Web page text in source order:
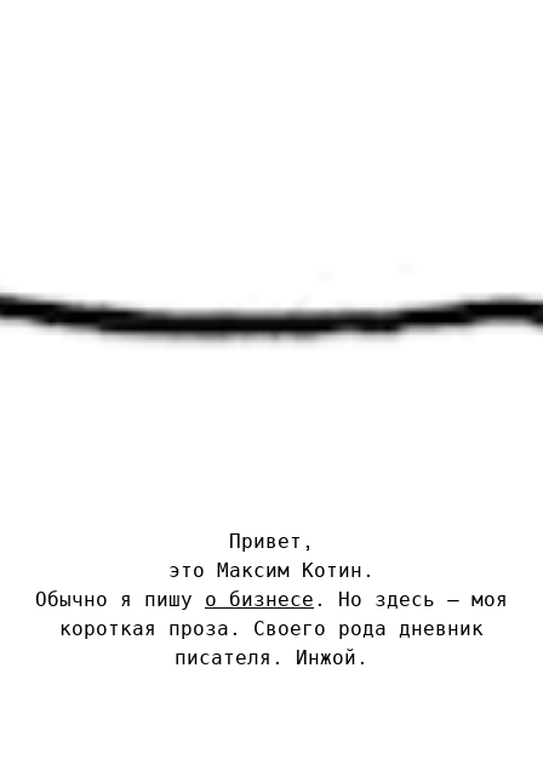
Привет,
это Максим Котин.
Обычно я пишу о бизнесе. Но здесь — моя
короткая проза. Своего рода дневник
писателя. Инжой.